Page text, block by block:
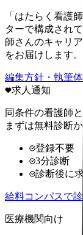
「はたらく看護
ターで構成され
師さんのキャリ
をお届けします。
編集方針・執筆
求人通知
同条件の看護師と
まずは無料診断か
登録不要
3分診断
診断後に
給料コンパスで診
医療機関向け